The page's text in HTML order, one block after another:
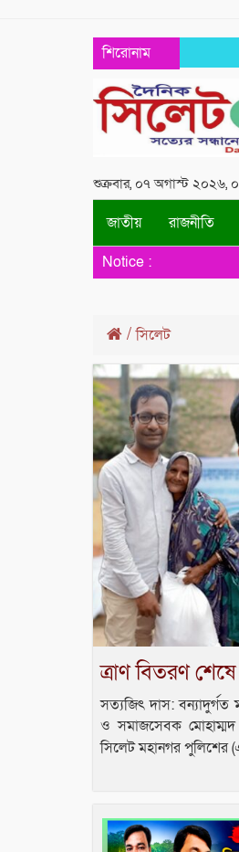
শিরোনাম
শুক্রবার, ০৭ অগাস্ট ২০২৬,
জাতীয় রাজনীতি
Notice :
/সিলেট
ত্রাণ বিতরণ
সত্যজিৎ দাস: বন্যাদুর্গত
ও সমাজসেবক
সিলেট মহানগর পুলিশের